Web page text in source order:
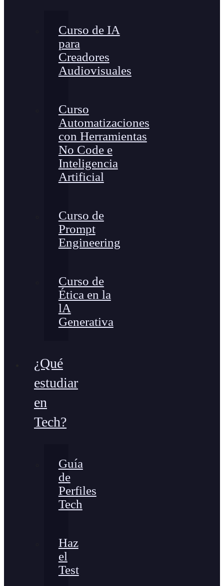
Curso de IA
para
Creadores
Audiovisuales
Curso
Automatizaciones
con Herramientas
No Code e
Inteligencia
Artificial
Curso de
Prompt
Engineering
Curso de
Ética en la
lA
Generativa
¿Qué
estudiar
en
Tech?
Guía
de
Perfiles
Tech
Haz
el
Test